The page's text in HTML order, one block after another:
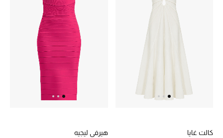
حقائب وأحذية متطابقة
هدايا للنساء
ركن الفخامة
جميع الملابس النسائية
جميع الحقائب النسائية
كالت غايا
هيرفي ليجيه